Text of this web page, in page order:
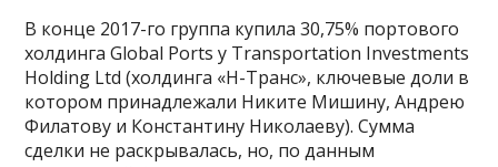
В конце 2017-го группа купила 30,75% портового
холдинга Global Ports у Transportation Investments
Holding Ltd (холдинга «Н-Транс», ключевые доли в
котором принадлежали Никите Мишину, Андрею
Филатову и Константину Николаеву). Сумма
сделки не раскрывалась, но, по данным